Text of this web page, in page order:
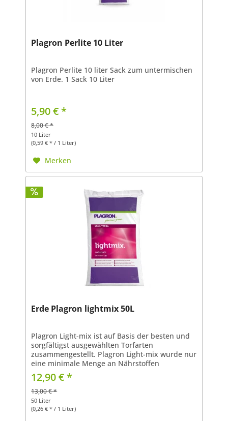
Plagron Perlite 10 Liter
Plagron Perlite 10 liter Sack zum untermischen
von Erde. 1 Sack 10 Liter
5,90 € *
8,00 € *
10 Liter
(0,59 € * / 1 Liter)
Merken
Erde Plagron lightmix 50L
Plagron Light-mix ist auf Basis der besten und
sorgfältigst ausgewählten Torfarten
zusammengestellt. Plagron Light-mix wurde nur
eine minimale Menge an Nährstoffen
zugegeben. Dadurch ist Plagron Light-mix am
besten geeignet, um von...
12,90 € *
13,00 € *
50 Liter
(0,26 € * / 1 Liter)